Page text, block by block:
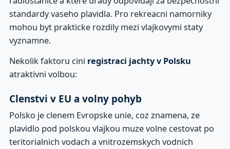
standardy vaseho plavidla. Pro rekreacni namorniky
mohou byt prakticke rozdily mezi vlajkovymi staty
vyznamne.
Nekolik faktoru cini registraci jachty v Polsku
atraktivni volbou:
Clenstvi v EU a volny pohyb
Polsko je clenem Evropske unie, coz znamena, ze
plavidlo pod polskou vlajkou muze volne cestovat po
teritorialnich vodach a vnitrozemskych vodnich